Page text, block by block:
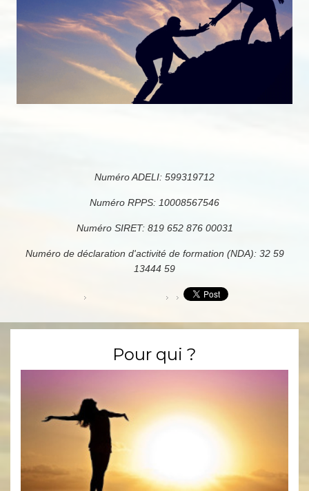
Numéro ADELI: 599319712
Numéro RPPS: 10008567546
Numéro SIRET: 819 652 876 00031
Numéro de déclaration d'activité de formation (NDA): 32 59
13444 59
Pour qui ?